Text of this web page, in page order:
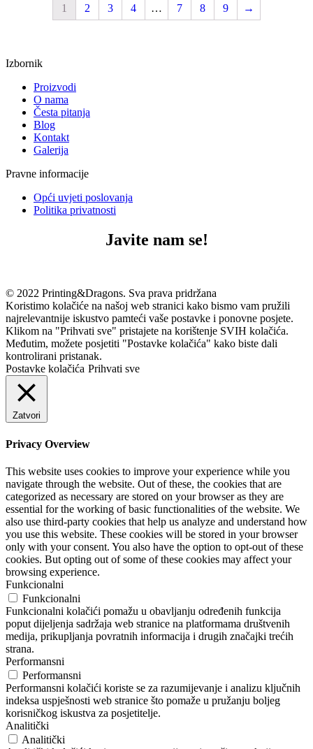
1 2 3 4 … 7 8 9 →
Izbornik
Proizvodi
O nama
Česta pitanja
Blog
Kontakt
Galerija
Pravne informacije
Opći uvjeti poslovanja
Politika privatnosti
Javite nam se!
© 2022 Printing&Dragons. Sva prava pridržana
Koristimo kolačiće na našoj web stranici kako bismo vam pružili
najrelevantnije iskustvo pamteći vaše postavke i ponovne posjete.
Klikom na "Prihvati sve" pristajete na korištenje SVIH kolačića.
Međutim, možete posjetiti "Postavke kolačića" kako biste dali
kontrolirani pristanak.
Postavke kolačića Prihvati sve
Zatvori
Privacy Overview
This website uses cookies to improve your experience while you
navigate through the website. Out of these, the cookies that are
categorized as necessary are stored on your browser as they are
essential for the working of basic functionalities of the website. We
also use third-party cookies that help us analyze and understand how
you use this website. These cookies will be stored in your browser
only with your consent. You also have the option to opt-out of these
cookies. But opting out of some of these cookies may affect your
browsing experience.
Funkcionalni
Funkcionalni
Funkcionalni kolačići pomažu u obavljanju određenih funkcija
poput dijeljenja sadržaja web stranice na platformama društvenih
medija, prikupljanja povratnih informacija i drugih značajki trećih
strana.
Performansni
Performansni
Performansni kolačići koriste se za razumijevanje i analizu ključnih
indeksa uspješnosti web stranice što pomaže u pružanju boljeg
korisničkog iskustva za posjetitelje.
Analitički
Analitički